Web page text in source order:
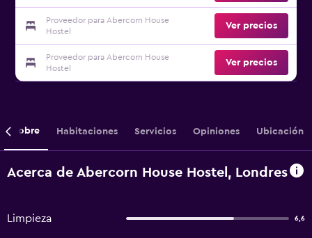
Proveedor para Abercorn House
Hostel
Ver precios
Proveedor para Abercorn House
Hostel
Ver precios
Sobre Habitaciones Servicios Opiniones Ubicación
Acerca de Abercorn House Hostel, Londres
Limpieza 6,6